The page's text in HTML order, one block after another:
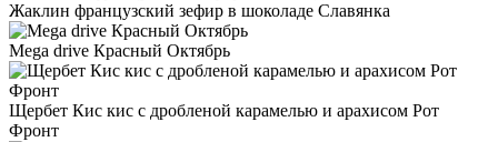
Жаклин французский зефир в шоколаде Славянка
Mega drive Красный Октябрь
Щербет Кис кис с дробленой карамелью и арахисом Рот
Фронт